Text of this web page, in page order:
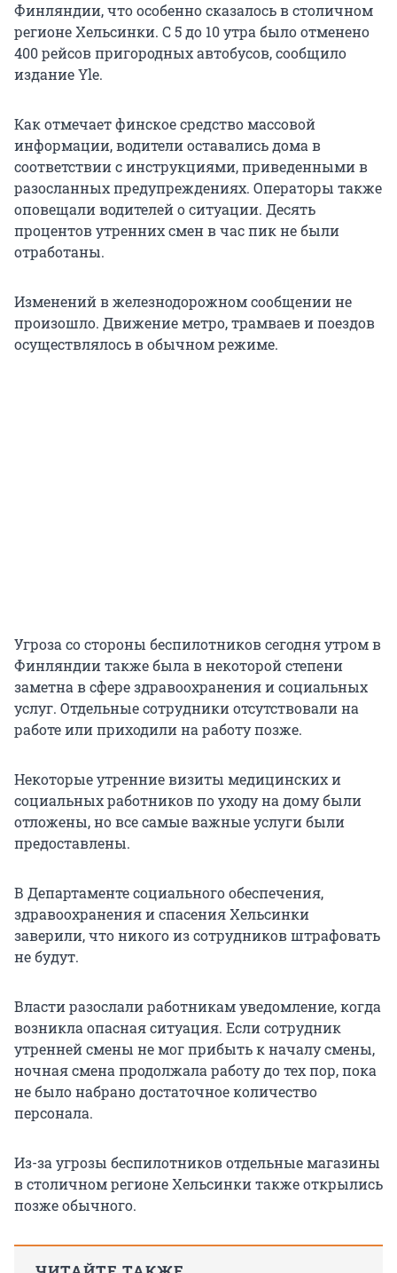
Финляндии, что особенно сказалось в столичном
регионе Хельсинки. С 5 до 10 утра было отменено
400 рейсов пригородных автобусов, сообщило
издание Yle.
Как отмечает финское средство массовой
информации, водители оставались дома в
соответствии с инструкциями, приведенными в
разосланных предупреждениях. Операторы также
оповещали водителей о ситуации. Десять
процентов утренних смен в час пик не были
отработаны.
Изменений в железнодорожном сообщении не
произошло. Движение метро, ​​трамваев и поездов
осуществлялось в обычном режиме.
Угроза со стороны беспилотников сегодня утром в
Финляндии также была в некоторой степени
заметна в сфере здравоохранения и социальных
услуг. Отдельные сотрудники отсутствовали на
работе или приходили на работу позже.
Некоторые утренние визиты медицинских и
социальных работников по уходу на дому были
отложены, но все самые важные услуги были
предоставлены.
В Департаменте социального обеспечения,
здравоохранения и спасения Хельсинки
заверили, что никого из сотрудников штрафовать
не будут.
Власти разослали работникам уведомление, когда
возникла опасная ситуация. Если сотрудник
утренней смены не мог прибыть к началу смены,
ночная смена продолжала работу до тех пор, пока
не было набрано достаточное количество
персонала.
Из-за угрозы беспилотников отдельные магазины
в столичном регионе Хельсинки также открылись
позже обычного.